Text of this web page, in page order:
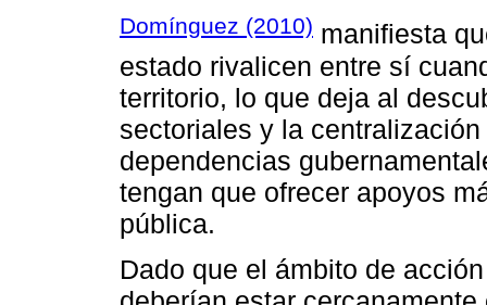
Domínguez (2010) manifiesta
estado rivalicen entre sí
territorio, lo que deja al
sectoriales y la
dependencias
tengan que ofrecer apoyos
pública.
Dado que el ámbito de